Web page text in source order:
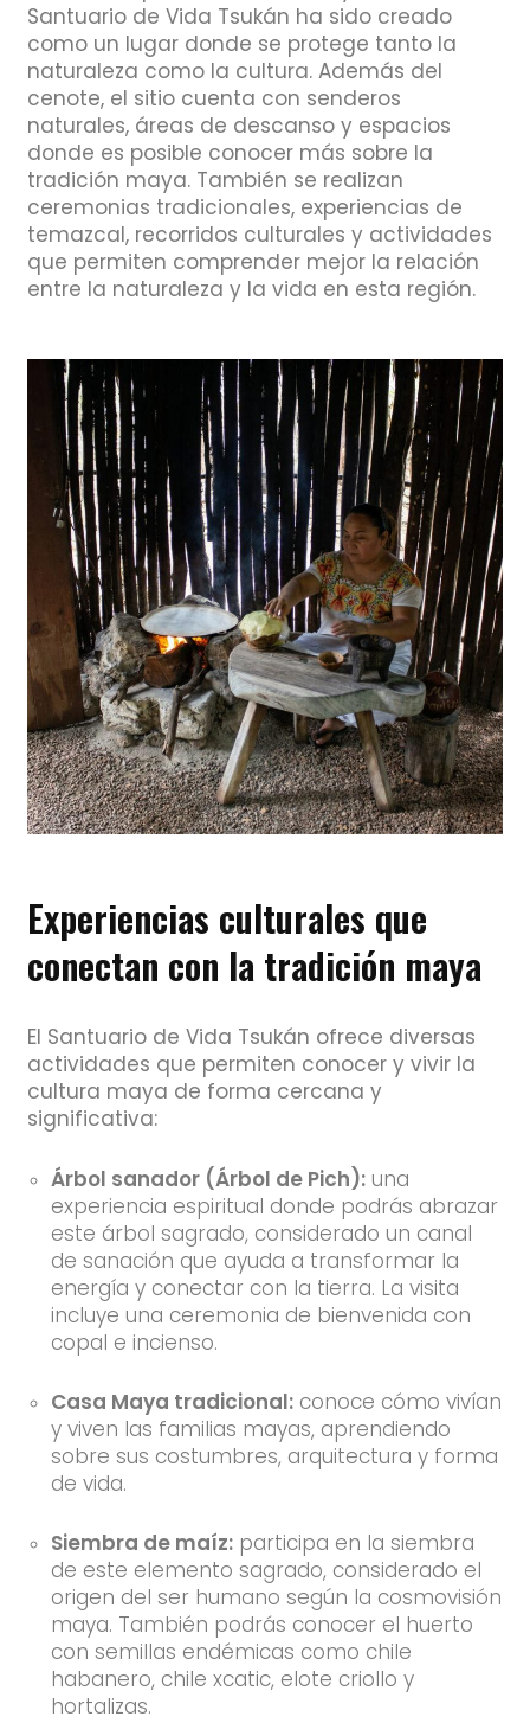
Santuario de Vida Tsukán ha sido creado
como un lugar donde se protege tanto la
naturaleza como la cultura. Además del
cenote, el sitio cuenta con senderos
naturales, áreas de descanso y espacios
donde es posible conocer más sobre la
tradición maya. También se realizan
ceremonias tradicionales, experiencias de
temazcal, recorridos culturales y actividades
que permiten comprender mejor la relación
entre la naturaleza y la vida en esta región.
Experiencias culturales que
conectan con la tradición maya
El Santuario de Vida Tsukán ofrece diversas
actividades que permiten conocer y vivir la
cultura maya de forma cercana y
significativa:
Árbol sanador (Árbol de Pich): una
experiencia espiritual donde podrás abrazar
este árbol sagrado, considerado un canal
de sanación que ayuda a transformar la
energía y conectar con la tierra. La visita
incluye una ceremonia de bienvenida con
copal e incienso.
Casa Maya tradicional: conoce cómo vivían
y viven las familias mayas, aprendiendo
sobre sus costumbres, arquitectura y forma
de vida.
Siembra de maíz: participa en la siembra
de este elemento sagrado, considerado el
origen del ser humano según la cosmovisión
maya. También podrás conocer el huerto
con semillas endémicas como chile
habanero, chile xcatic, elote criollo y
hortalizas.